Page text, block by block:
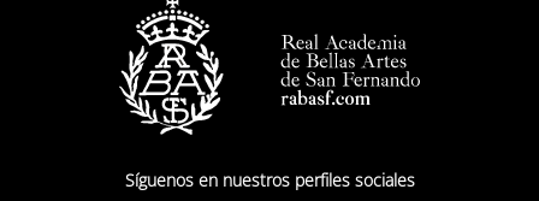
Síguenos en nuestros perfiles sociales